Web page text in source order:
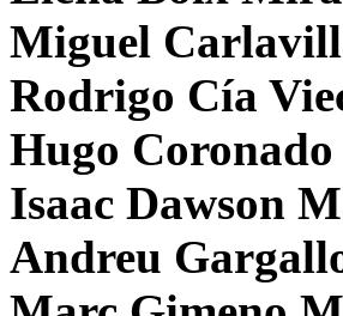
Miguel
Rodrigo Cía
Hugo
Isaac Dawson
Andreu